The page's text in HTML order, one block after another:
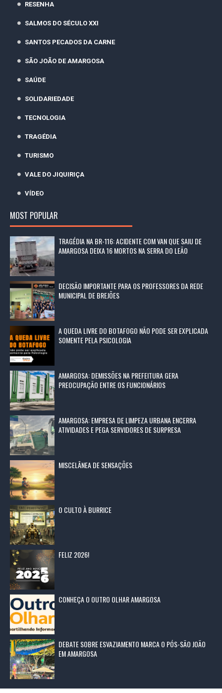
RESENHA
SALMOS DO SÉCULO XXI
SANTOS PECADOS DA CARNE
SÃO JOÃO DE AMARGOSA
SAÚDE
SOLIDARIEDADE
TECNOLOGIA
TRAGÉDIA
TURISMO
VALE DO JIQUIRIÇA
VÍDEO
MOST POPULAR
TRAGÉDIA NA BR-116: ACIDENTE COM VAN QUE SAIU DE
AMARGOSA DEIXA 16 MORTOS NA SERRA DO LEÃO
DECISÃO IMPORTANTE PARA OS PROFESSORES DA REDE
MUNICIPAL DE BREJÕES
A QUEDA LIVRE DO BOTAFOGO NÃO PODE SER EXPLICADA
SOMENTE PELA PSICOLOGIA
AMARGOSA: DEMISSÕES NA PREFEITURA GERA
PREOCUPAÇÃO ENTRE OS FUNCIONÁRIOS
AMARGOSA: EMPRESA DE LIMPEZA URBANA ENCERRA
ATIVIDADES E PEGA SERVIDORES DE SURPRESA
MISCELÂNEA DE SENSAÇÕES
O CULTO À BURRICE
FELIZ 2026!
CONHEÇA O OUTRO OLHAR AMARGOSA
DEBATE SOBRE ESVAZIAMENTO MARCA O PÓS-SÃO JOÃO
EM AMARGOSA